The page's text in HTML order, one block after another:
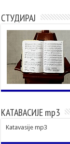
СТУДИРАЈ
КАТАВАСИЈЕ mp3
Katavasije mp3